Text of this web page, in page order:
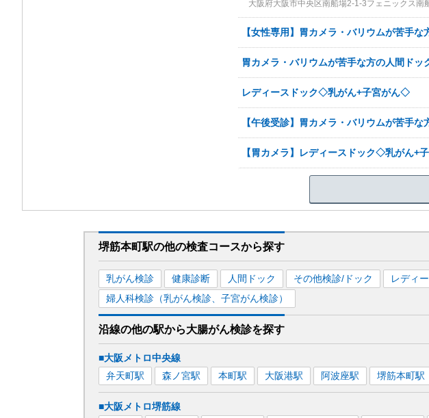
大阪府大阪市中央区南船場2-1-3フェニックス南
【女性専用】胃カメラ・バリウムが苦手
胃カメラ・バリウムが苦手な方の人間ドッ
レディースドック◇乳がん+子宮がん◇
【午後受診】胃カメラ・バリウムが苦手
【胃カメラ】レディースドック◇乳がん+
堺筋本町駅の他の検査コースから探す
乳がん検診 健康診断 人間ドック その他検診/ドック レディ
婦人科検診（乳がん検診、子宮がん検診）
沿線の他の駅から大腸がん検診を探す
■大阪メトロ中央線
弁天町駅 森ノ宮駅 本町駅 大阪港駅 阿波座駅 堺筋本町駅
■大阪メトロ堺筋線